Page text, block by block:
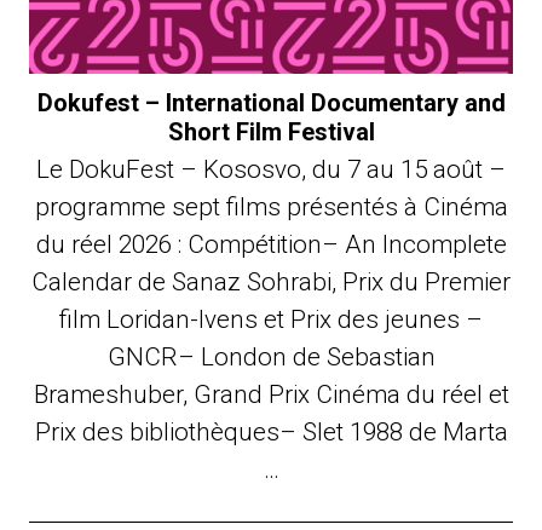
Dokufest – International Documentary and
Short Film Festival
Le DokuFest – Kososvo, du 7 au 15 août –
programme sept films présentés à Cinéma
du réel 2026 : Compétition– An Incomplete
Calendar de Sanaz Sohrabi, Prix du Premier
film Loridan-Ivens et Prix des jeunes –
GNCR– London de Sebastian
Brameshuber, Grand Prix Cinéma du réel et
Prix des bibliothèques– Slet 1988 de Marta
…